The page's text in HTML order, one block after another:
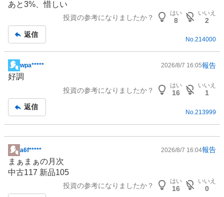
板
あと3%、惜しい
投資の参考になりましたか？
はい
8
いいえ
2
返信
No.214000
掲
示
事
wpa***** 2026/8/7 16:05報告
好調
投資の参考になりましたか？
はい
16
いいえ
1
返信
No. 213999
掲
示
板
a6f***** 2026/8/7 16:04報告
まぁまぁの月次
中古117 新品105
投資の参考になりましたか？
はい
16
いいえ
0